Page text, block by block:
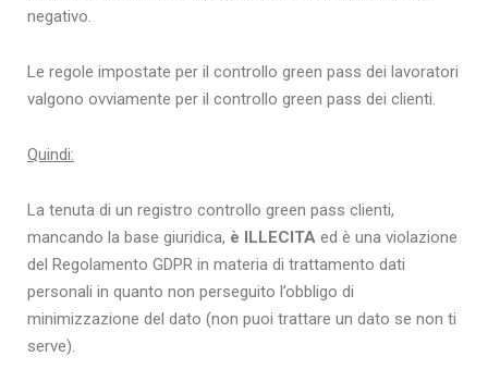
negativo.
Le regole impostate per il controllo green pass dei lavoratori
valgono ovviamente per il controllo green pass dei clienti.
Quindi:
La tenuta di un registro controllo green pass clienti,
mancando la base giuridica, è ILLECITA ed è una violazione
del Regolamento GDPR in materia di trattamento dati
personali in quanto non perseguito l’obbligo di
minimizzazione del dato (non puoi trattare un dato se non ti
serve).